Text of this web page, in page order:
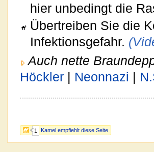
1 Kamel empfiehlt diese Seite
hier unbedingt die
Übertreiben Sie die
Infektionsgefahr.
Auch nette
Höckler | Neonnazi |